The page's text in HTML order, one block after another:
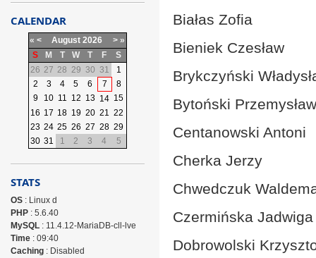
Białas Zofia
Bieniek Czesław
Brykczyński
Bytoński Przemysław
Centanowski Antoni
Cherka Jerzy
Chwedczuk
Czermińska Jadwiga
Dobrowolski
CALENDAR
« < August 2026 > »
S
M T W T F
S
26 27 28 29 30 31
1
2
3 4 5 6 7
8
9
10 11 12 13 14 15
16 17 18 19 20 21 22
23 24 25 26 27 28 29
30 31 1 2 3 4 5
STATS
OS: Linux d
PHP: 5.6.40
MySQL: 11.4.12-MariaDB-cll-lve
Time: 09:40
Caching: Disabled